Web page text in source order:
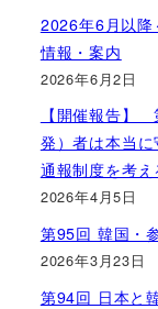
2026年6月以降
情報・案内
2026年6月2日
【開催報告】
発）者は本当
通報制度を考え
2026年4月5日
第95回 韓国・
2026年3月23日
第94回 日本と